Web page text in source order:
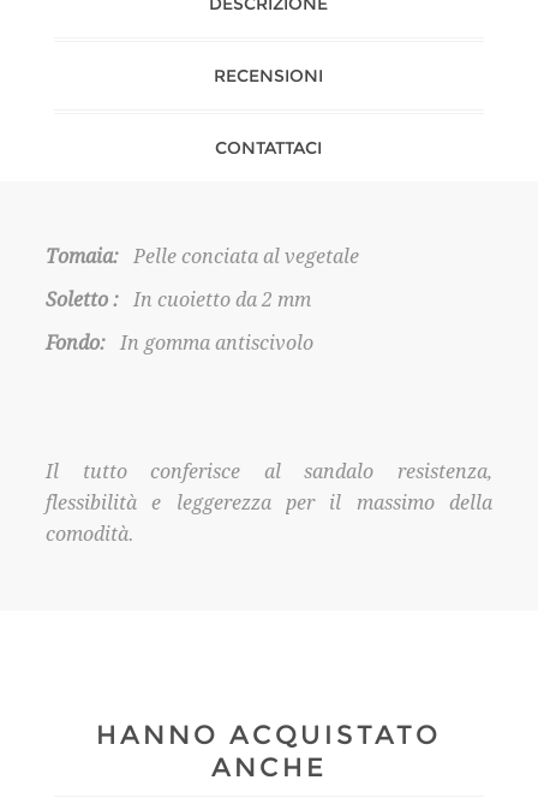
RECENSIONI
CONTATTACI
Tomaia: Pelle conciata al vegetale
Soletto : In cuoietto da 2 mm
Fondo: In gomma antiscivolo
Il tutto conferisce al sandalo resistenza,
flessibilità e leggerezza per il massimo della
comodità.
HANNO ACQUISTATO
ANCHE